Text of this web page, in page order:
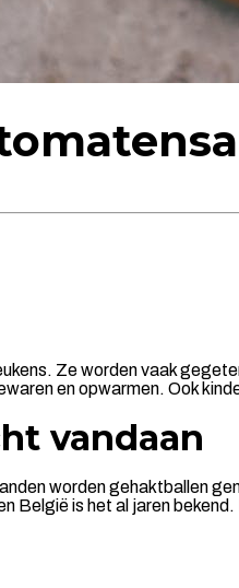
Ze worden vaak
en opwarmen. Ook
vandaan
worden gehaktballen
België is het al jaren